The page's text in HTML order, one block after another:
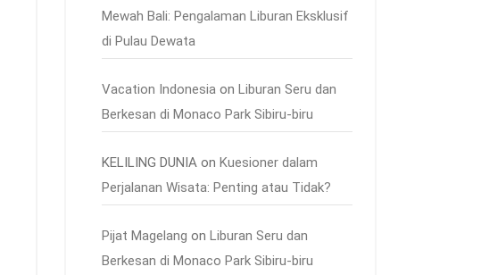
Mewah Bali: Pengalaman Liburan Eksklusif
di Pulau Dewata
Vacation Indonesia on Liburan Seru dan
Berkesan di Monaco Park Sibiru-biru
KELILING DUNIA on Kuesioner dalam
Perjalanan Wisata: Penting atau Tidak?
Pijat Magelang on Liburan Seru dan
Berkesan di Monaco Park Sibiru-biru